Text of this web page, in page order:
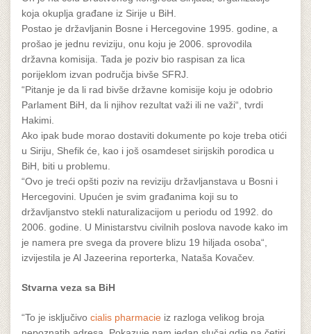
koja okuplja građane iz Sirije u BiH.
Postao je državljanin Bosne i Hercegovine 1995. godine, a
prošao je jednu reviziju, onu koju je 2006. sprovodila
državna komisija. Tada je poziv bio raspisan za lica
porijeklom izvan područja bivše SFRJ.
“Pitanje je da li rad bivše državne komisije koju je odobrio
Parlament BiH, da li njihov rezultat važi ili ne važi“, tvrdi
Hakimi.
Ako ipak bude morao dostaviti dokumente po koje treba otići
u Siriju, Shefik će, kao i još osamdeset sirijskih porodica u
BiH, biti u problemu.
“Ovo je treći opšti poziv na reviziju državljanstava u Bosni i
Hercegovini. Upućen je svim građanima koji su to
državljanstvo stekli naturalizacijom u periodu od 1992. do
2006. godine. U Ministarstvu civilnih poslova navode kako im
je namera pre svega da provere blizu 19 hiljada osoba“,
izvijestila je Al Jazeerina reporterka, Nataša Kovačev.
Stvarna veza sa BiH
“To je isključivo cialis pharmacie iz razloga velikog broja